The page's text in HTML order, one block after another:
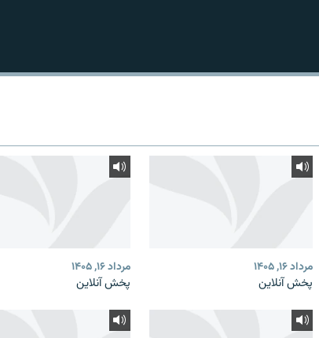
مرداد ۱۶, ۱۴۰۵
پخش آنلاین
مرداد ۱۶, ۱۴۰۵
پخش آنلاین